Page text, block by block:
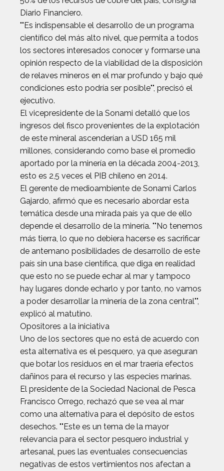
Diario Financiero.
""Es indispensable el desarrollo de un programa
científico del más alto nivel, que permita a todos
los sectores interesados conocer y formarse una
opinión respecto de la viabilidad de la disposición
de relaves mineros en el mar profundo y bajo qué
condiciones esto podría ser posible"", precisó el
ejecutivo.
El vicepresidente de la Sonami detalló que los
ingresos del fisco provenientes de la explotación
de este mineral ascenderían a USD 165 mil
millones, considerando como base el promedio
aportado por la minería en la década 2004-2013,
esto es 2,5 veces el PIB chileno en 2014.
El gerente de medioambiente de Sonami Carlos
Gajardo, afirmó que es necesario abordar esta
temática desde una mirada país ya que de ello
depende el desarrollo de la minería. ""No tenemos
más tierra, lo que no debiera hacerse es sacrificar
de antemano posibilidades de desarrollo de este
país sin una base científica, que diga en realidad
que esto no se puede echar al mar y tampoco
hay lugares donde echarlo y por tanto, no vamos
a poder desarrollar la minería de la zona central"",
explicó al matutino.
Opositores a la iniciativa
Uno de los sectores que no está de acuerdo con
esta alternativa es el pesquero, ya que aseguran
que botar los residuos en el mar traería efectos
dañinos para el recurso y las especies marinas.
El presidente de la Sociedad Nacional de Pesca
Francisco Orrego, rechazó que se vea al mar
como una alternativa para el depósito de estos
desechos. ""Este es un tema de la mayor
relevancia para el sector pesquero industrial y
artesanal, pues las eventuales consecuencias
negativas de estos vertimientos nos afectan a